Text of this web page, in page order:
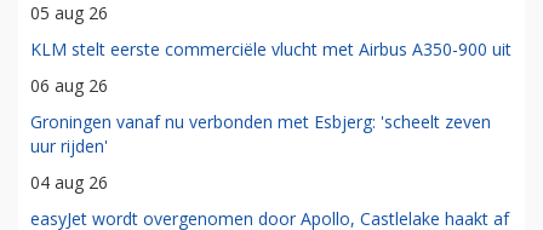
05 aug 26
KLM stelt eerste commerciële vlucht met Airbus A350-900 uit
06 aug 26
Groningen vanaf nu verbonden met Esbjerg: 'scheelt zeven
uur rijden'
04 aug 26
easyJet wordt overgenomen door Apollo, Castlelake haakt af